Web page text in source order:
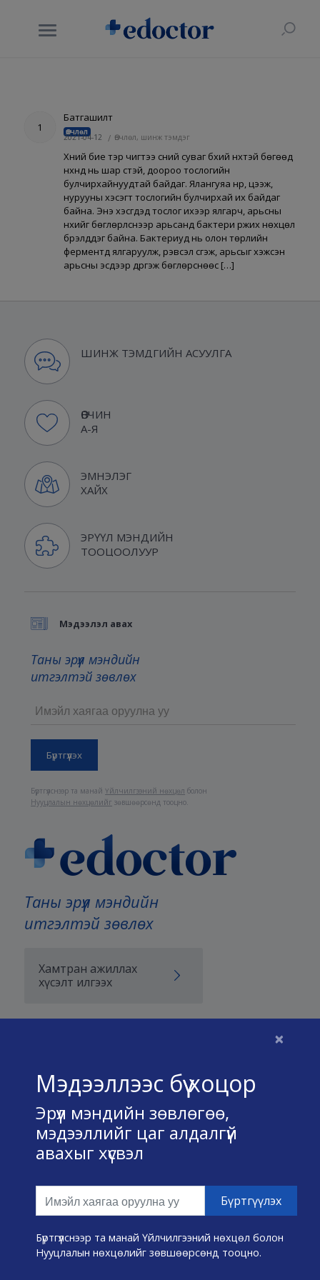
1
Батгашилт
Өвчлөл
2021-04-12 / Өвчлөл, шинж тэмдэг
Хүний бие тэр чигтээ үсний суваг бүхий нүхтэй бөгөөд
нүхнүүд нь шар үстэй, доороо тослогийн
булчирхайнуудтай байдаг. Ялангуяа нүүр, цээж,
нурууны хэсэгт тослогийн булчирхай их байдаг
байна. Энэ хэсгүүдэд тослог ихээр ялгарч, арьсны
нүхийг бөглөрүүлснээр арьсанд бактери үржих нөхцөл
бүрэлддэг байна. Бактериуд нь олон төрлийн
ферментүүд ялгаруулж, үрэвсэл үүсгэж, арьсыг үхэжсэн
арьсны эсүүдээр дүүргэж бөглөрснөөс […]
×
Мэдээллээс бүү хоцор
Эрүүл мэндийн зөвлөгөө,
мэдээллийг цаг алдалгүй
авахыг хүсвэл
Бүртгүүлснээр та манай Үйлчилгээний нөхцөл болон
Нууцлалын нөхцөлийг зөвшөөрсөнд тооцно.
ШИНЖ ТЭМДГИЙН АСУУЛГА
ӨВЧИН
А-Я
ЭМНЭЛЭГ
ХАЙХ
ЭРҮҮЛ МЭНДИЙН
ТООЦООЛУУР
Таны эрүүл мэндийн
итгэлтэй зөвлөх
Хамтран ажиллах
хүсэлт илгээх
Үйлчилгээний нөхцөл
Нууц хадгалах тухай
Холбоо барих
Өвчин А-Я
Эмнэлэг хайх
Эрүүл мэндийн хэрэгслүүд
Мэдээлэл авах
Таны эрүүл мэндийн
итгэлтэй зөвлөх
Бүртгүүлснээр та манайҮйлчилгээний нөхцөл болон
Нууцлалын нөхцөлийг зөвшөөрсөнд тооцно.